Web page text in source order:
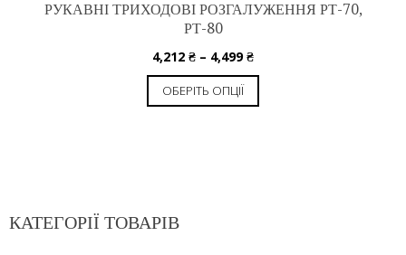
РУКАВНІ ТРИХОДОВІ РОЗГАЛУЖЕННЯ РТ-70,
РТ-80
4,212 ₴ – 4,499₴
ОБЕРІТЬ ОПЦІЇ
КАТЕГОРІЇ ТОВАРІВ